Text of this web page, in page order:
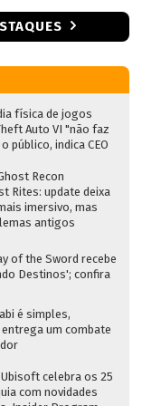
física de jogos
Auto VI "não faz
público, indica CEO
Recon
Rites: update deixa
imersivo, mas
antigos
of the Sword recebe
Destinos'; confira
é simples,
um combate
celebra os 25
com novidades